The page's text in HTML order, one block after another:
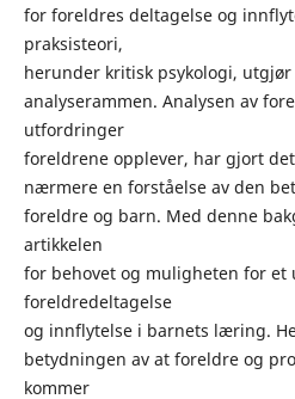
for foreldres deltagelse og
praksisteori,
herunder kritisk psykologi,
analyserammen. Analysen av
utfordringer
foreldrene opplever, har gjort
nærmere en forståelse av den
foreldre og barn. Med denne
artikkelen
for behovet og muligheten for
foreldredeltagelse
og innflytelse i barnets læring.
betydningen av at foreldre og
kommer